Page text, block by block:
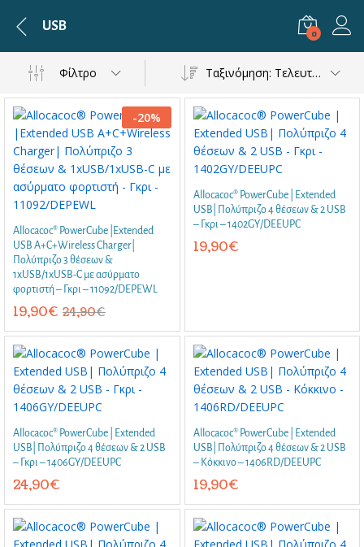
USB 0
Φίλτρο Ταξινόμηση: Τελευταία
-20%
Allocacoc® PowerCube |Extended
USB A+C+Wireless Charger|
Πολύπριζο 3 θέσεων &
1xUSB/1xUSB-C με ασύρματο
φορτιστή – Γκρι – 11092/DEPEWL
19,90€ 24,90€
Allocacoc® PowerCube | Extended
USB| Πολύπριζο 4 θέσεων & 2 USB
– Γκρι – 1402GY/DEEUPC
19,90€
Allocacoc® PowerCube | Extended
USB| Πολύπριζο 4 θέσεων & 2 USB
– Γκρι – 1406GY/DEEUPC
24,90€
Allocacoc® PowerCube | Extended
USB| Πολύπριζο 4 θέσεων & 2 USB
– Κόκκινο – 1406RD/DEEUPC
19,90€